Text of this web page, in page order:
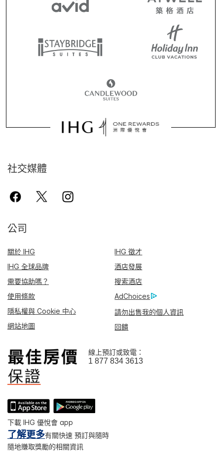
社交媒體
公司
關於 IHG
IHG 徵才
IHG 全球品牌
酒店發展
需要協助嗎？
搜索酒店
使用條款
AdChoices
隱私權與 Cookie 中心
請勿出售我的個人資訊
網站地圖
回饋
線上預訂或致電：
1 877 834 3613
下載 IHG 優悅會 app
了解更多有關快速 預訂與隨時
隨地賺取獎勵的相關資訊